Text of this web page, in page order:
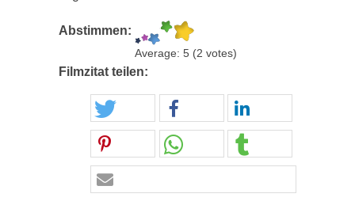
Abstimmen:
Average: 5 (2 votes)
Filmzitat teilen: